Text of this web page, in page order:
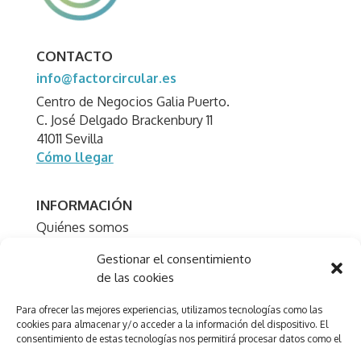
Gestionar el consentimiento
de las cookies
Para ofrecer las mejores experiencias, utilizamos tecnologías como las
cookies para almacenar y/o acceder a la información del dispositivo. El
consentimiento de estas tecnologías nos permitirá procesar datos como el
CONTACTO
info@factorcircular.es
Centro de Negocios Galia Puerto.
C. José Delgado Brackenbury 11
41011 Sevilla
Cómo llegar
INFORMACIÓN
Quiénes somos
Qué hacemos
Cultura y arte